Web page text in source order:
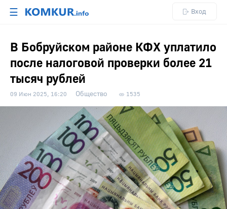
☰ Вход
В Бобруйском районе КФХ уплатило
после налоговой проверки более 21
тысяч рублей
09 Июн 2025, 16:20 Общество 1535